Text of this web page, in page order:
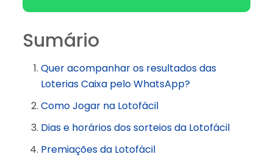
Sumário
Quer acompanhar os resultados das
Loterias Caixa pelo WhatsApp?
Como Jogar na Lotofácil
Dias e horários dos sorteios da Lotofácil
Premiações da Lotofácil